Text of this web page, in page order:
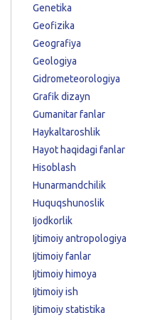
Genetika
Geofizika
Geografiya
Geologiya
Gidrometeorologiya
Grafik dizayn
Gumanitar fanlar
Haykaltaroshlik
Hayot haqidagi fanlar
Hisoblash
Hunarmandchilik
Huquqshunoslik
Ijodkorlik
Ijtimoiy antropologiya
Ijtimoiy fanlar
Ijtimoiy himoya
Ijtimoiy ish
Ijtimoiy statistika